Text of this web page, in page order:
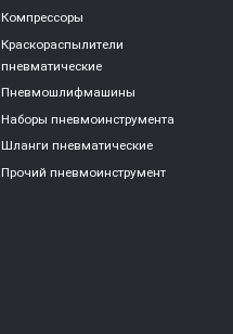
Компрессоры
Краскораспылители
пневматические
Пневмошлифмашины
Наборы пневмоинструмента
Шланги пневматические
Прочий пневмоинструмент